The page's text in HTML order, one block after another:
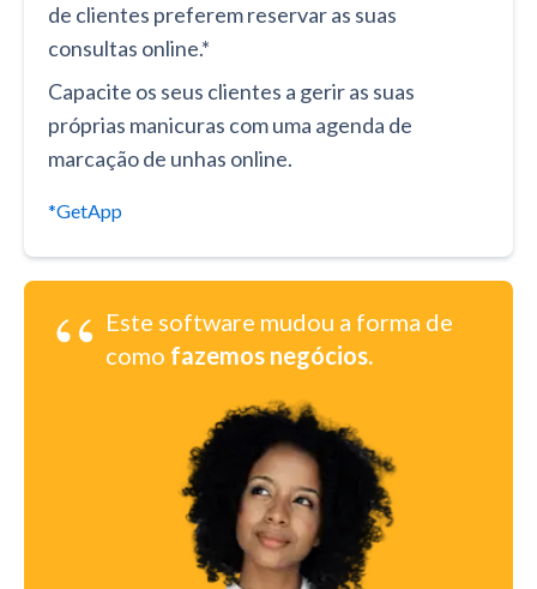
de clientes preferem reservar as suas
consultas online.*
Capacite os seus clientes a gerir as suas
próprias manicuras com uma agenda de
marcação de unhas online.
*GetApp
“ Este software mudou a forma de
como fazemos negócios.